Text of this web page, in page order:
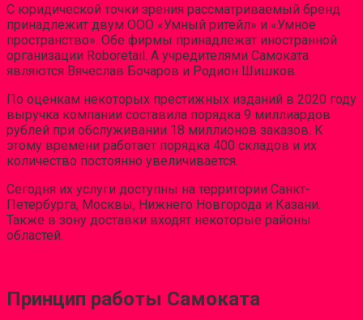
С юридической точки зрения рассматриваемый бренд
принадлежит двум ООО «Умный ритейл» и «Умное
пространство». Обе фирмы принадлежат иностранной
организации Roboretail. А учредителями Самоката
являются Вячеслав Бочаров и Родион Шишков.
По оценкам некоторых престижных изданий в 2020 году
выручка компании составила порядка 9 миллиардов
рублей при обслуживании 18 миллионов заказов. К
этому времени работает порядка 400 складов и их
количество постоянно увеличивается.
Сегодня их услуги доступны на территории Санкт-
Петербурга, Москвы, Нижнего Новгорода и Казани.
Также в зону доставки входят некоторые районы
областей.
Принцип работы Самоката